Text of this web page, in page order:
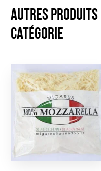
Autres
catégorie